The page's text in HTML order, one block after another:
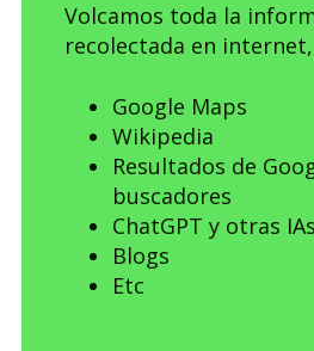
Volcamos toda la
recolectada en
Google Maps
Wikipedia
Resultados de
buscadores
ChatGPT y otras IAs
Blogs
Etc